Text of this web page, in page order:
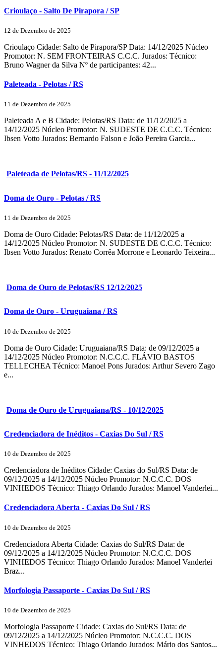
Crioulaço - Salto De Pirapora / SP
12 de Dezembro de 2025
Crioulaço Cidade: Salto de Pirapora/SP Data: 14/12/2025 Núcleo
Promotor: N. SEM FRONTEIRAS C.C.C. Jurados: Técnico:
Bruno Wagner da Silva Nº de participantes: 42...
Paleteada - Pelotas / RS
11 de Dezembro de 2025
Paleteada A e B Cidade: Pelotas/RS Data: de 11/12/2025 a
14/12/2025 Núcleo Promotor: N. SUDESTE DE C.C.C. Técnico:
Ibsen Votto Jurados: Bernardo Falson e João Pereira Garcia...
Paleteada de Pelotas/RS - 11/12/2025
Doma de Ouro - Pelotas / RS
11 de Dezembro de 2025
Doma de Ouro Cidade: Pelotas/RS Data: de 11/12/2025 a
14/12/2025 Núcleo Promotor: N. SUDESTE DE C.C.C. Técnico:
Ibsen Votto Jurados: Renato Corrêa Morrone e Leonardo Teixeira...
Doma de Ouro de Pelotas/RS 12/12/2025
Doma de Ouro - Uruguaiana / RS
10 de Dezembro de 2025
Doma de Ouro Cidade: Uruguaiana/RS Data: de 09/12/2025 a
14/12/2025 Núcleo Promotor: N.C.C.C. FLÁVIO BASTOS
TELLECHEA Técnico: Manoel Pons Jurados: Arthur Severo Zago
e...
Doma de Ouro de Uruguaiana/RS - 10/12/2025
Credenciadora de Inéditos - Caxias Do Sul / RS
10 de Dezembro de 2025
Credenciadora de Inéditos Cidade: Caxias do Sul/RS Data: de
09/12/2025 a 14/12/2025 Núcleo Promotor: N.C.C.C. DOS
VINHEDOS Técnico: Thiago Orlando Jurados: Manoel Vanderlei...
Credenciadora Aberta - Caxias Do Sul / RS
10 de Dezembro de 2025
Credenciadora Aberta Cidade: Caxias do Sul/RS Data: de
09/12/2025 a 14/12/2025 Núcleo Promotor: N.C.C.C. DOS
VINHEDOS Técnico: Thiago Orlando Jurados: Manoel Vanderlei
Braz...
Morfologia Passaporte - Caxias Do Sul / RS
10 de Dezembro de 2025
Morfologia Passaporte Cidade: Caxias do Sul/RS Data: de
09/12/2025 a 14/12/2025 Núcleo Promotor: N.C.C.C. DOS
VINHEDOS Técnico: Thiago Orlando Jurados: Mário dos Santos...